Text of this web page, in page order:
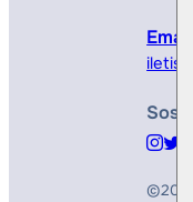
Email
©2026